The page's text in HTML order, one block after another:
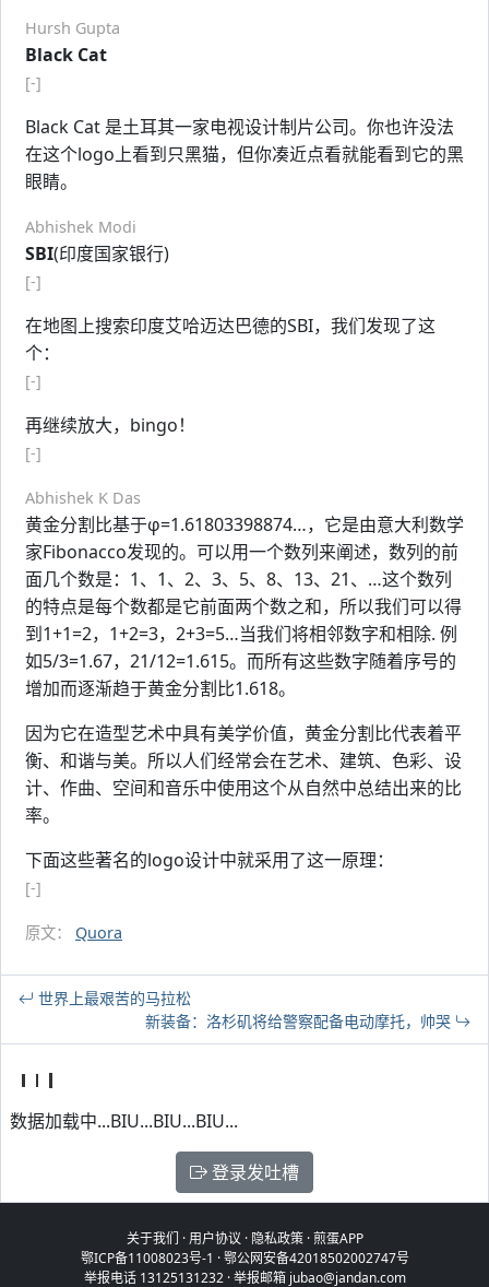
Hursh Gupta
Black Cat
[-]
Black Cat 是土耳其一家电视设计制片公司。你也许没法
在这个logo上看到只黑猫，但你凑近点看就能看到它的黑
眼睛。
Abhishek Modi
SBI(印度国家银行)
[-]
在地图上搜索印度艾哈迈达巴德的SBI，我们发现了这
个：
[-]
再继续放大，bingo！
[-]
Abhishek K Das
黄金分割比基于φ=1.61803398874…，它是由意大利数学
家Fibonacco发现的。可以用一个数列来阐述，数列的前
面几个数是：1、1、2、3、5、8、13、21、…这个数列
的特点是每个数都是它前面两个数之和，所以我们可以得
到1+1=2，1+2=3，2+3=5…当我们将相邻数字和相除. 例
如5/3=1.67，21/12=1.615。而所有这些数字随着序号的
增加而逐渐趋于黄金分割比1.618。
因为它在造型艺术中具有美学价值，黄金分割比代表着平
衡、和谐与美。所以人们经常会在艺术、建筑、色彩、设
计、作曲、空间和音乐中使用这个从自然中总结出来的比
率。
下面这些著名的logo设计中就采用了这一原理：
[-]
原文： Quora
世界上最艰苦的马拉松
新装备：洛杉矶将给警察配备电动摩托，帅哭
数据加载中...BIU...BIU...BIU...
登录发吐槽
关于我们 ·用户协议 · 隐私政策·煎蛋APP
鄂ICP备11008023号-1 ·鄂公网安备42018502002747号
举报电话 13125131232 · 举报邮箱 jubao@jandan.com